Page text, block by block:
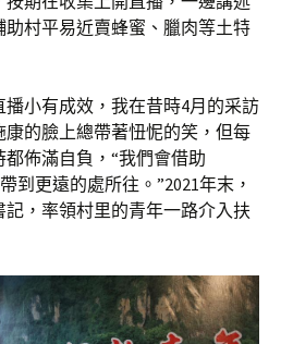
村平易近賣蜂蜜、臘肉等土特
播小有成效，我在昔時4月的采訪
的臉上總帶著忸怩的笑，但每
佈滿自負，“我們會借助
到更遠的處所往。”2021年末，
，率領村里的青年一路介入扶